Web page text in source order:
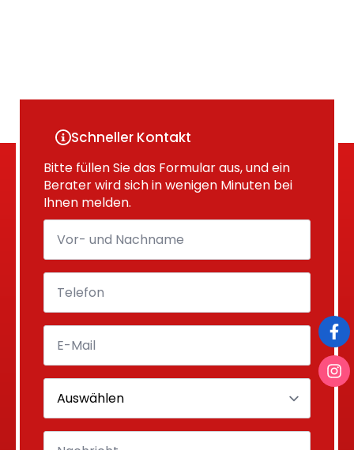
Schneller Kontakt
Bitte füllen Sie das Formular aus, und ein
Berater wird sich in wenigen Minuten bei
Ihnen melden.